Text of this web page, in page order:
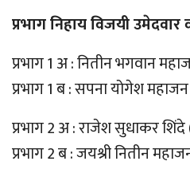
प्रभाग निहाय विजयी
प्रभाग 1 अ : नितीन भगवान
प्रभाग 1 ब : सपना योगेश
प्रभाग 2 अ : राजेश सुधाकर शिंदे
प्रभाग 2 ब : जयश्री नितीन